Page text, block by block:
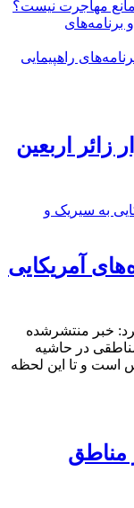
مانع مهاجرت نیست؟
راهپیمایی
اعزام ۲۱ هزار زائر اربعین
آمریکایی
خبر منتشرشده
در حاشیه
است و تا این لحظه
مناطق